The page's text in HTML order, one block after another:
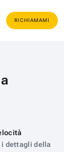
RICHIAMAMI